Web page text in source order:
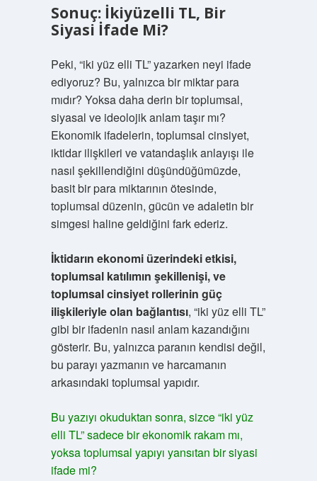
Sonuç: İkiyüzelli TL, Bir
Siyasi İfade Mi?
Peki, “iki yüz elli TL” yazarken neyi ifade
ediyoruz? Bu, yalnızca bir miktar para
mıdır? Yoksa daha derin bir toplumsal,
siyasal ve ideolojik anlam taşır mı?
Ekonomik ifadelerin, toplumsal cinsiyet,
iktidar ilişkileri ve vatandaşlık anlayışı ile
nasıl şekillendiğini düşündüğümüzde,
basit bir para miktarının ötesinde,
toplumsal düzenin, gücün ve adaletin bir
simgesi haline geldiğini fark ederiz.
İktidarın ekonomi üzerindeki etkisi,
toplumsal katılımın şekillenişi, ve
toplumsal cinsiyet rollerinin güç
ilişkileriyle olan bağlantısı, “iki yüz elli TL”
gibi bir ifadenin nasıl anlam kazandığını
gösterir. Bu, yalnızca paranın kendisi değil,
bu parayı yazmanın ve harcamanın
arkasındaki toplumsal yapıdır.
Bu yazıyı okuduktan sonra, sizce “iki yüz
elli TL” sadece bir ekonomik rakam mı,
yoksa toplumsal yapıyı yansıtan bir siyasi
ifade mi?